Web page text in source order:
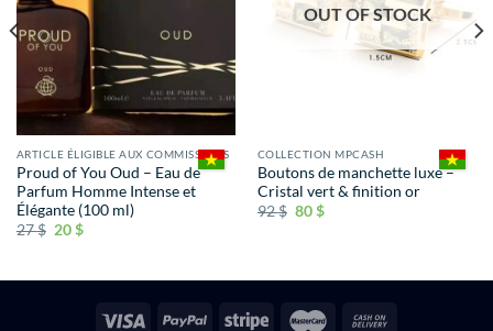
ARTICLE ÉLIGIBLE AUX COMMISSIONS
Proud of You Oud – Eau de
Parfum Homme Intense et
Élégante (100 ml)
27$ 20$
OUT OF STOCK
COLLECTION MPCASH
Boutons de manchette luxe –
Cristal vert & finition or
92$ 80$